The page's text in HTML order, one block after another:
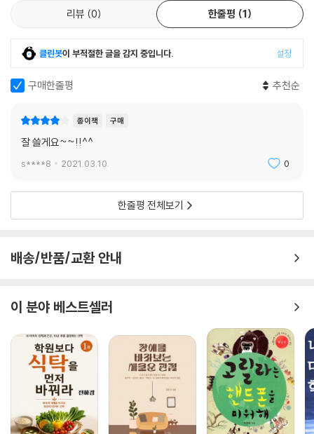
리뷰 0 한줄평 1
클린봇이 부적절한 글을 감지 중입니다. 설정
구매한줄평 추천순
종이책 구매
잘 쓸게요~~!!^^
s****8 2021.03.10. 0
한줄평 전체보기
배송/반품/교환 안내
이 분야 베스트셀러